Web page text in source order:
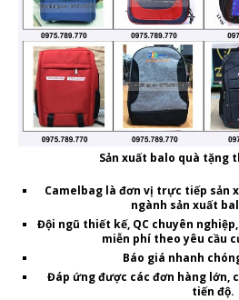
Sản xuất balo quà tặng
Camelbag là đơn vị trực tiếp sản
ngành sản xuất
Đội ngũ thiết kế, QC chuyên
miễn phí theo yêu cầu
Báo giá nhanh
Đáp ứng được các đơn hàng lớn,
tiến độ.